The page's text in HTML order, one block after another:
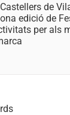
de
edició de
per als